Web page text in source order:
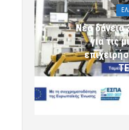
Νέα δάνεια
για τις